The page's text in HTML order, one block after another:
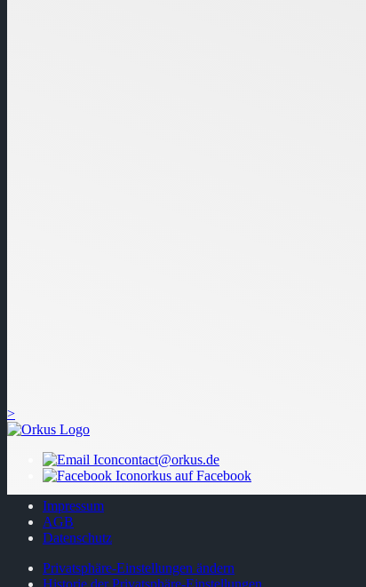
>
contact@orkus.de
orkus auf Facebook
Impressum
AGB
Datenschutz
Privatsphäre-Einstellungen ändern
Historie der Privatsphäre-Einstellungen